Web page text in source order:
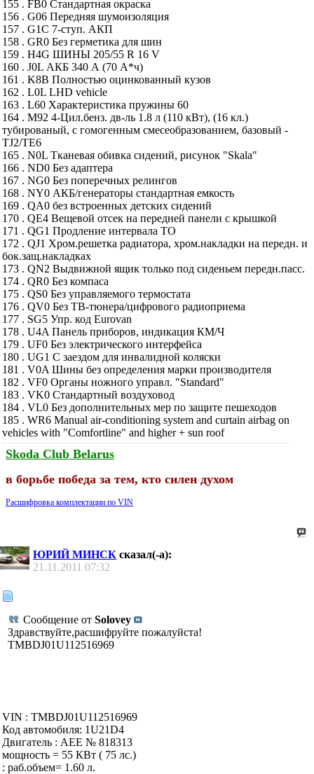
155 . FB0 Стандартная окраска
156 . G06 Передняя шумоизоляция
157 . G1C 7-ступ. АКП
158 . GR0 Без герметика для шин
159 . H4G ШИНЫ 205/55 R 16 V
160 . J0L АКБ 340 А (70 А*ч)
161 . K8B Полностью оцинкованный кузов
162 . L0L LHD vehicle
163 . L60 Характеристика пружины 60
164 . M92 4-Цил.бенз. дв-ль 1.8 л (110 кВт), (16 кл.)
тубированый, с гомогенным смесеобразованием, базовый -
TJ2/TE6
165 . N0L Тканевая обивка сидений, рисунок "Skala"
166 . ND0 Без адаптера
167 . NG0 Без поперечных релингов
168 . NY0 АКБ/генераторы стандартная емкость
169 . QA0 без встроенных детских сидений
170 . QE4 Вещевой отсек на передней панели с крышкой
171 . QG1 Продление интервала ТО
172 . QJ1 Хром.решетка радиатора, хром.накладки на передн. и
бок.защ.накладках
173 . QN2 Выдвижной ящик только под сиденьем передн.пасс.
174 . QR0 Без компаса
175 . QS0 Без управляемого термостата
176 . QV0 Без ТВ-тюнера/цифрового радиоприема
177 . SG5 Упр. код Eurovan
178 . U4A Панель приборов, индикация КМ/Ч
179 . UF0 Без электрического интерфейса
180 . UG1 С заездом для инвалидной коляски
181 . V0A Шины без определения марки производителя
182 . VF0 Органы ножного управл. "Standard"
183 . VK0 Стандартный воздуховод
184 . VL0 Без дополнительных мер по защите пешеходов
185 . WR6 Manual air-conditioning system and curtain airbag on
vehicles with "Comfortline" and higher + sun roof
Skoda Club Belarus
в борьбе победа за тем, кто силен духом
Расшифровка комплектации по VIN
ЮРИЙ МИНСК сказал(-а):
21.11.2011 07:32
Сообщение от Solovey
Здравствуйте,расшифруйте пожалуйста!
TMBDJ01U112516969
VIN : TMBDJ01U112516969
Код автомобиля: 1U21D4
Двигатель : AEE № 818313
мощность = 55 КВт ( 75 лс.)
: раб.объем= 1.60 л.